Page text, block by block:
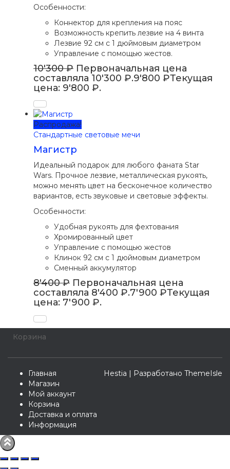
Особенности:
Коннектор для крепления на пояс
Возможность крепить лезвие на 4 винта
Лезвие 92 см с 1 дюймовым диаметром
Управление с помощью жестов.
10'300₽ Первоначальная цена
составляла 10'300 ₽.9'800 ₽Текущая
цена: 9'800 ₽.
Распродажа!
Стандартные световые мечи
Магистр
Идеальный подарок для любого фаната Star
Wars. Прочное лезвие, металлическая рукоять,
можно менять цвет на бесконечное количество
вариантов, есть звуковые и световые эффекты.
Особенности:
Удобная рукоять для фехтования
Хромированный цвет
Управление с помощью жестов
Клинок 92 см с 1 дюймовым диаметром
Сменный аккумулятор
8'400₽ Первоначальная цена
составляла 8'400 ₽.7'900 ₽Текущая
цена: 7'900 ₽.
Корзина
Главная
Магазин
Мой аккаунт
Корзина
Доставка и оплата
Информация
Hestia | Разработано ThemeIsle